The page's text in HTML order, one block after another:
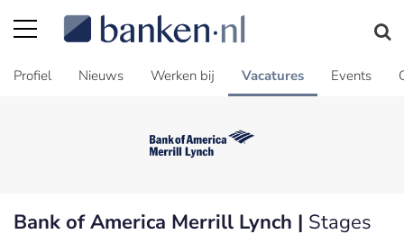
Profiel Nieuws Werken bij Vacatures Events
Bank of America Merrill Lynch | Stages